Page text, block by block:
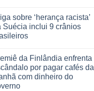
sobre ‘herança racista’
Suécia inclui 9 crânios
da Finlândia enfrenta
por pagar cafés da
com dinheiro do